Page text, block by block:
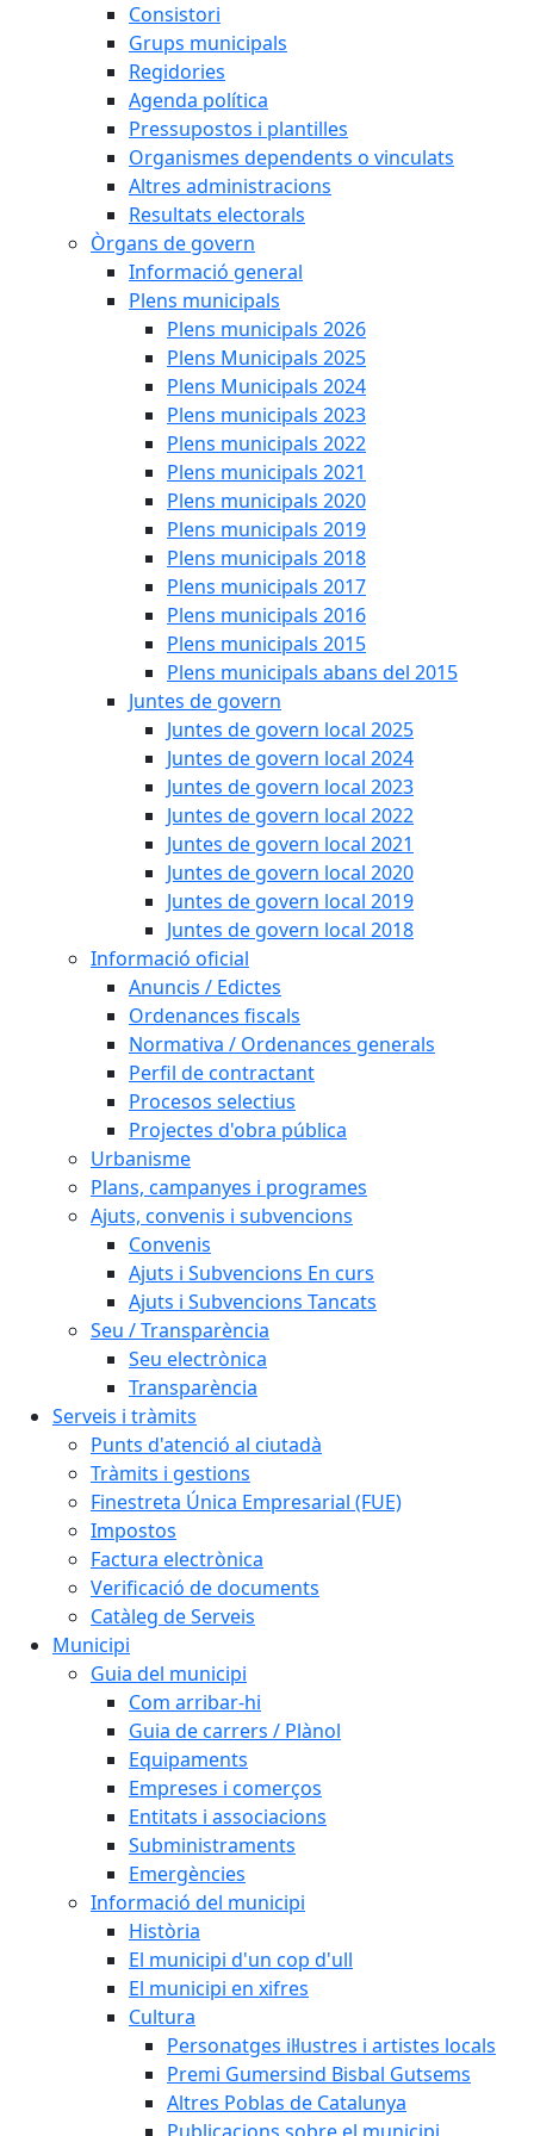
Consistori
Grups municipals
Regidories
Agenda política
Pressupostos i plantilles
Organismes dependents o vinculats
Altres administracions
Resultats electorals
Òrgans de govern
Informació general
Plens municipals
Plens municipals 2026
Plens Municipals 2025
Plens Municipals 2024
Plens municipals 2023
Plens municipals 2022
Plens municipals 2021
Plens municipals 2020
Plens municipals 2019
Plens municipals 2018
Plens municipals 2017
Plens municipals 2016
Plens municipals 2015
Plens municipals abans del 2015
Juntes de govern
Juntes de govern local 2025
Juntes de govern local 2024
Juntes de govern local 2023
Juntes de govern local 2022
Juntes de govern local 2021
Juntes de govern local 2020
Juntes de govern local 2019
Juntes de govern local 2018
Informació oficial
Anuncis / Edictes
Ordenances fiscals
Normativa / Ordenances generals
Perfil de contractant
Procesos selectius
Projectes d'obra pública
Urbanisme
Plans, campanyes i programes
Ajuts, convenis i subvencions
Convenis
Ajuts i Subvencions En curs
Ajuts i Subvencions Tancats
Seu / Transparència
Seu electrònica
Transparència
Serveis i tràmits
Punts d'atenció al ciutadà
Tràmits i gestions
Finestreta Única Empresarial (FUE)
Impostos
Factura electrònica
Verificació de documents
Catàleg de Serveis
Municipi
Guia del municipi
Com arribar-hi
Guia de carrers / Plànol
Equipaments
Empreses i comerços
Entitats i associacions
Subministraments
Emergències
Informació del municipi
Història
El municipi d'un cop d'ull
El municipi en xifres
Cultura
Personatges il·lustres i artistes locals
Premi Gumersind Bisbal Gutsems
Altres Poblas de Catalunya